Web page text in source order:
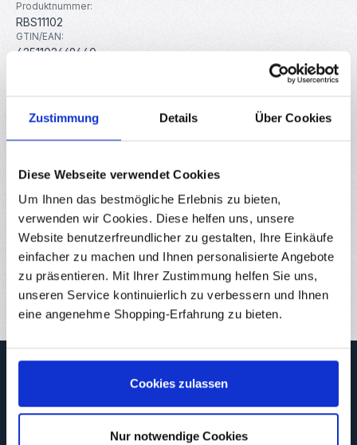
Zustimmung Details Über Cookies
Diese Webseite verwendet Cookies
Um Ihnen das bestmögliche Erlebnis zu bieten,
verwenden wir Cookies. Diese helfen uns, unsere
Website benutzerfreundlicher zu gestalten, Ihre Einkäufe
einfacher zu machen und Ihnen personalisierte Angebote
zu präsentieren. Mit Ihrer Zustimmung helfen Sie uns,
unseren Service kontinuierlich zu verbessern und Ihnen
eine angenehme Shopping-Erfahrung zu bieten.
Cookies zulassen
Nur notwendige Cookies
Produktnummer:
RBS11102
GTIN/EAN:
4251102669640
Beschreibung
diesem Modul handelt es sich um ein Breakout-Board für
den L3G4200… Mehr
Eigenschaften
Downloads
Bewertungen
Newsletter
Abonnieren Sie jetzt unseren regelmäßig erscheinenden
Newsletter, um rechtzeitig über neue Produkte und Angebote